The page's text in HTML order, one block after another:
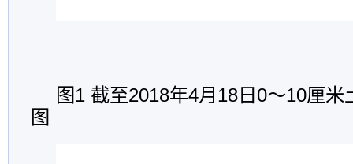
图1 截至2018年4月18日0～10厘
图